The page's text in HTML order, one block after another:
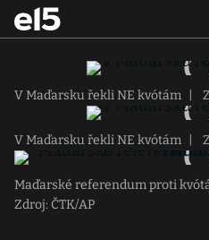
V Maďarsku řekli NE kvótám
V Maďarsku řekli NE kvótám
Maďarské referendum proti
Zdroj: ČTK/AP